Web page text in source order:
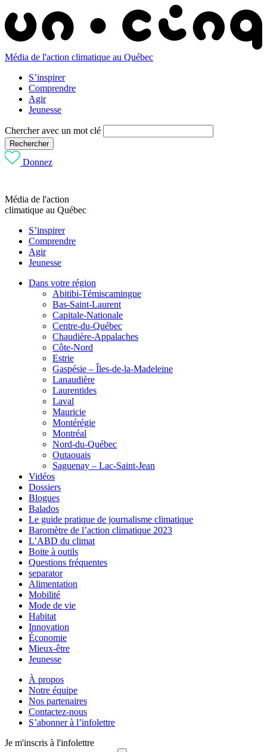
Média de l'action climatique au Québec
S’inspirer
Comprendre
Agir
Jeunesse
Chercher avec un mot clé
Rechercher
Donnez
Média de l'action
climatique au Québec
S’inspirer
Comprendre
Agir
Jeunesse
Dans votre région
Abitibi-Témiscamingue
Bas-Saint-Laurent
Capitale-Nationale
Centre-du-Québec
Chaudière-Appalaches
Côte-Nord
Estrie
Gaspésie – Îles-de-la-Madeleine
Lanaudière
Laurentides
Laval
Mauricie
Montérégie
Montréal
Nord-du-Québec
Outaouais
Saguenay – Lac-Saint-Jean
Vidéos
Dossiers
Blogues
Balados
Le guide pratique de journalisme climatique
Baromètre de l’action climatique 2023
L’ABD du climat
Boite à outils
Questions fréquentes
separator
Alimentation
Mobilité
Mode de vie
Habitat
Innovation
Économie
Mieux-être
Jeunesse
À propos
Notre équipe
Nos partenaires
Contactez-nous
S’abonner à l’infolettre
Je m'inscris à l'infolettre